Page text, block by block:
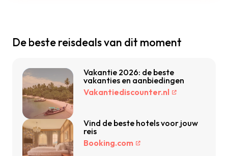
De beste reisdeals van dit moment
Vakantie 2026: de beste
vakanties en aanbiedingen
Vakantiediscounter.nl
Vind de beste hotels voor jouw
reis
Booking.com